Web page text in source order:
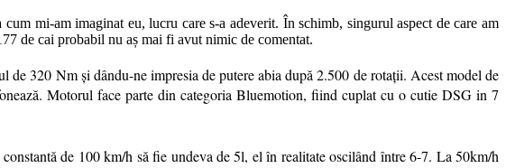
mi-am imaginat eu, lucru care s-a adeverit. În schimb, singurul aspect de care am
de cai probabil nu aș mai fi avut nimic de comentat.
320 Nm și dându-ne impresia de putere abia după 2.500 de rotații. Acest model de
Motorul face parte din categoria Bluemotion, fiind cuplat cu o cutie DSG in 7
de 100 km/h să fie undeva de 5l, el în realitate oscilând între 6-7. La 50km/h